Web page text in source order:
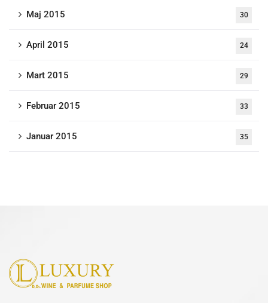
Maj 2015 30
April 2015 24
Mart 2015 29
Februar 2015 33
Januar 2015 35